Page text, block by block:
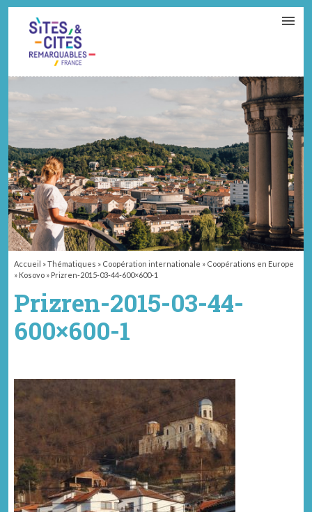
Accueil »Thématiques » Coopération internationale » Coopérations en Europe
» Kosovo » Prizren-2015-03-44-600×600-1
Prizren-2015-03-44-
600×600-1